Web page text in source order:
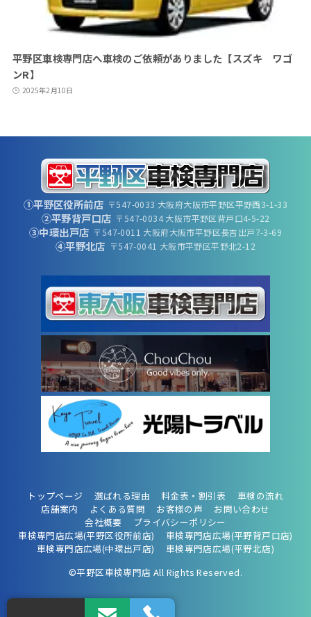
平野区車検専門店へ車検のご依頼がありました【スズキ ワゴ
ンR】
2025年2月10日
①平野区役所前店 〒547-0033 大阪府大阪市平野区平野西3-1-33
②平野背戸口店 〒547-0034 大阪市平野区背戸口4-5-22
③中環出戸店 〒547-0011 大阪府大阪市平野区長吉出戸7-3-69
④平野北店 〒547-0041 大阪市平野区平野北2-12
トップページ 選ばれる理由 料金表・割引表
車検の流れ
店舗案内
よくある質問 お客様の声
お問い合わせ
会社概要
プライバシーポリシー
車検専門店広場(平野区役所前店)
車検専門店広場(平野背戸口店)
車検専門店広場(中環出戸店)
車検専門店広場(平野北店)
©平野区車検専門店 All Rights Reserved.